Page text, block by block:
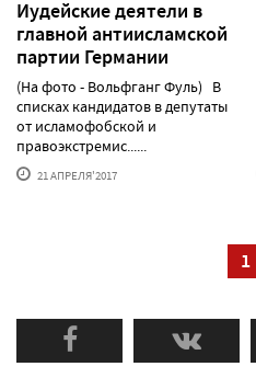
Иудейские деятели в
главной антиисламской
партии Германии
(На фото - Вольфганг Фуль) В
списках кандидатов в депутаты
от исламофобской и
правоэкстремис......
21 АПРЕЛЯ'2017
1